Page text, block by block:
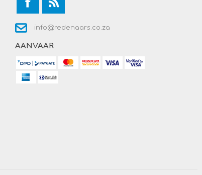
info@redenaars.co.za
AANVAAR